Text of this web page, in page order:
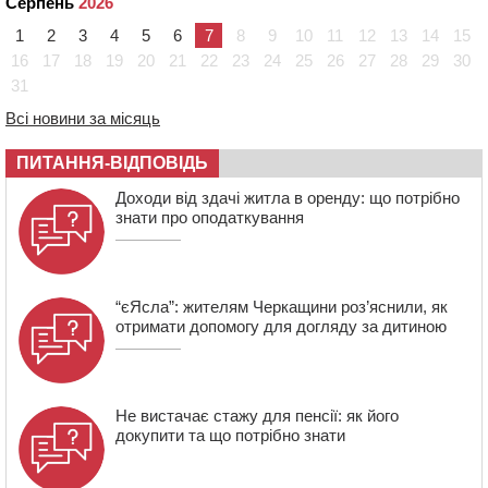
полеглий біля Кліщіївки воїн
07:30
Понад 968 мільйонів гривень земельного податку
спортсмени тріумфували на чемпіонаті України
20:31 На Черкащині спека протримається ще день
1
2 3 4 5 6 7 8 9 10 11 12 13 14
15
16
17 18 19 20 21 22 23 24 25 26 27 28 29
30
31
Всі новини за місяць
ПИТАННЯ-ВІДПОВІДЬ
Доходи від здачі житла в оренду: що потрібно
знати про оподаткування
“єЯсла”: жителям Черкащини роз’яснили, як
отримати допомогу для догляду за дитиною
Не вистачає стажу для пенсії: як його
докупити та що потрібно знати